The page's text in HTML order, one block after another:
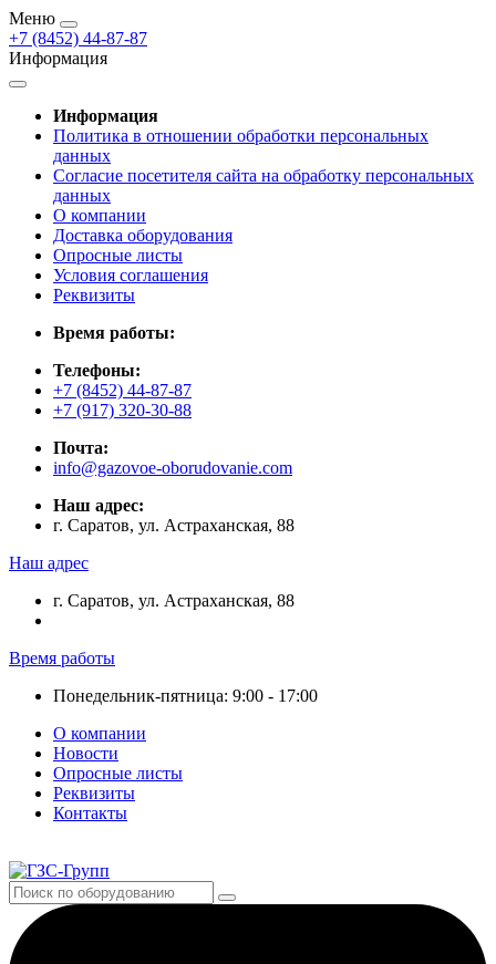
Меню
+7 (8452) 44-87-87
Информация
Информация
Политика в отношении обработки персональных
данных
Согласие посетителя сайта на обработку персональных
данных
О компании
Доставка оборудования
Опросные листы
Условия соглашения
Реквизиты
Время работы:
Телефоны:
+7 (8452) 44-87-87
+7 (917) 320-30-88
Почта:
info@gazovoe-oborudovanie.com
Наш адрес:
г. Саратов, ул. Астраханская, 88
Наш адрес
г. Саратов, ул. Астраханская, 88
Время работы
Понедельник-пятница: 9:00 - 17:00
О компании
Новости
Опросные листы
Реквизиты
Контакты